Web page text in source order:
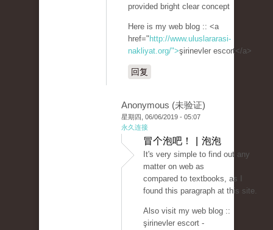
provided bright clear concept
Here is my web blog :: <a
href=" http://www.uluslararasi-
nakliyat.org/">şirinevler escort</a>
回复
Anonymous (未验证)
星期四, 06/06/2019 - 05:07
永久连接
冒个泡吧！ | 泡泡
It's very simple to find out any
matter on web as
compared to textbooks, as I
found this paragraph at this site.
Also visit my web blog ::
şirinevler escort -